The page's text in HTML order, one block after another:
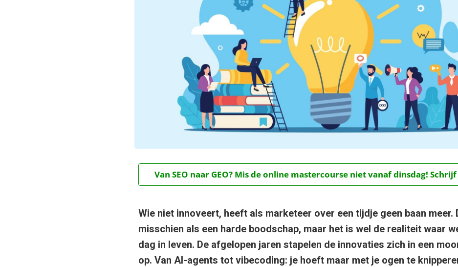
Van SEO naar GEO? Mis de online mastercourse niet vanaf dinsdag!
Wie niet innoveert, heeft als marketeer over een tijdje geen baan meer.
misschien als een harde boodschap, maar het is wel de realiteit waar
dag in leven. De afgelopen jaren stapelen de innovaties zich in een
op. Van AI-agents tot vibecoding: je hoeft maar met je ogen te